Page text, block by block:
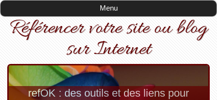
Menu
Référencer votre site ou blog
sur Internet
refOK : des outils et des liens pour